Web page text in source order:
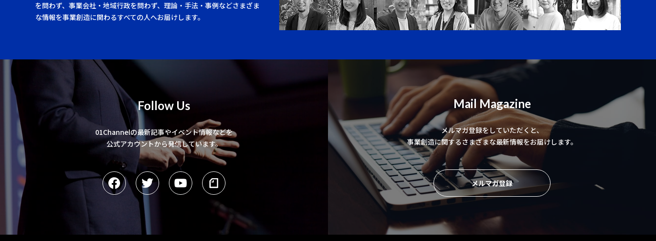
を問わず、事業会社・地域行政を問わず、理論・手法・事例などさまざま
な情報を事業創造に関わるすべての人へお届けします。
Follow Us
01Channelの最新記事やイベント情報などを
公式アカウントから発信しています。
Mail Magazine
メルマガ登録をしていただくと、
事業創造に関するさまざまな最新情報をお届けします。
メルマガ登録